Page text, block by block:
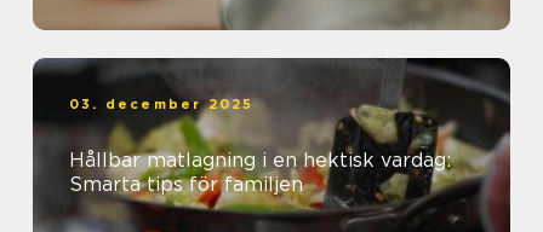
03. december 2025
Hållbar matlagning i en hektisk vardag:
Smarta tips för familjen